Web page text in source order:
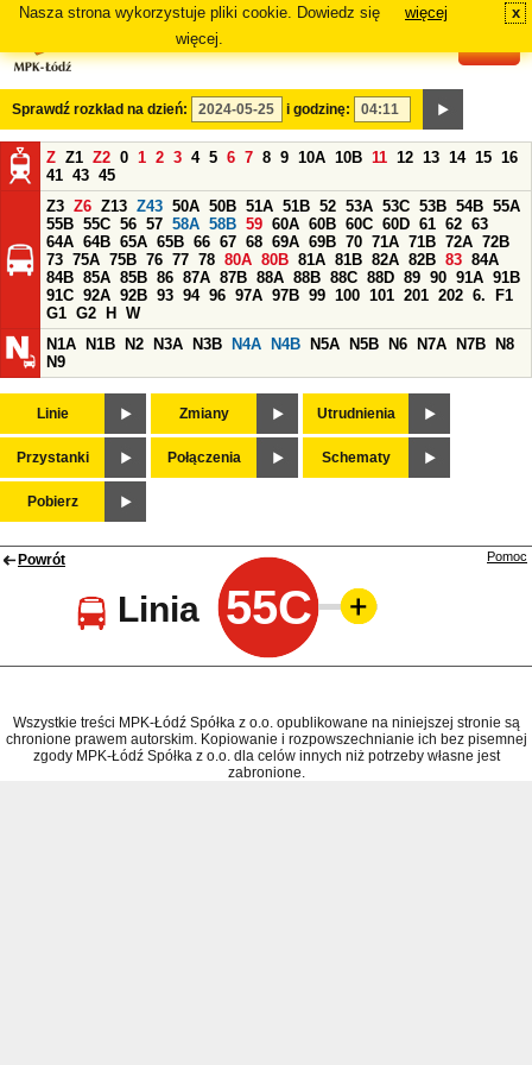
Nasza strona wykorzystuje pliki cookie. Dowiedz się
więcej.
więcej x
Sprawdź rozkład na dzień: i godzinę:
Z Z1 Z2 0 1 2 3 4 5 6 7 8 9 10A 10B 11 12 13 14 15 16
41 43 45
Z3 Z6 Z13 Z43 50A 50B 51A 51B 52 53A 53C 53B 54B 55A
55B 55C 56 57 58A 58B 59 60A 60B 60C 60D 61 62 63
64A 64B 65A 65B 66 67 68 69A 69B 70 71A 71B 72A 72B
73 75A 75B 76 77 78 80A 80B 81A 81B 82A 82B 83 84A
84B 85A 85B 86 87A 87B 88A 88B 88C 88D 89 90 91A 91B
91C 92A 92B 93 94 96 97A 97B 99 100 101 201 202 6.
F1
G1 G2 H
W
N1A
N1B N2 N3A N3B N4A N4B N5A N5B N6 N7A N7B
N8
N9
Linie Zmiany Utrudnienia
Przystanki Połączenia Schematy
Pobierz
Powrót
Linia 55C
Pomoc
Wszystkie treści MPK-Łódź Spółka z o.o. opublikowane na niniejszej stronie są
chronione prawem autorskim. Kopiowanie i rozpowszechnianie ich bez pisemnej
zgody MPK-Łódź Spółka z o.o. dla celów innych niż potrzeby własne jest
zabronione.